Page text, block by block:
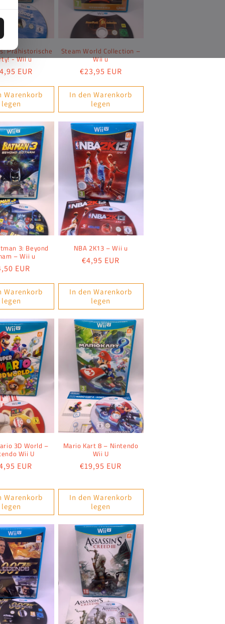
Prähistorische
- Wii u
EUR
Warenkorb
legen
Steam World Collection –
Wii u
Normaler
€23,95 EUR
In den Warenkorb
legen
3: Beyond
– Wii u
EUR
Warenkorb
legen
NBA 2K13 – Wii u
Normaler
€4,95 EUR
In den Warenkorb
legen
3D World –
Wii U
EUR
Warenkorb
legen
Mario Kart 8 – Nintendo
Wii U
Normaler
€19,95 EUR
In den Warenkorb
legen